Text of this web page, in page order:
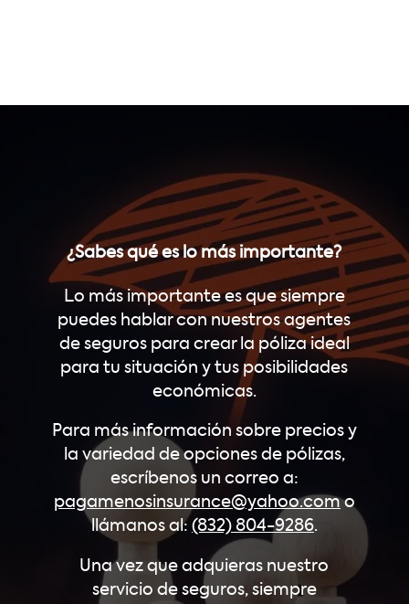
¿Sabes qué es lo más importante?
Lo más importante es que siempre
puedes hablar con nuestros agentes
de seguros para crear la póliza ideal
para tu situación y tus posibilidades
económicas.
Para más información sobre precios y
la variedad de opciones de pólizas,
escríbenos un correo a:
pagamenosinsurance@yahoo.como
llámanos al: (832) 804-9286.
Una vez que adquieras nuestro
servicio de seguros, siempre